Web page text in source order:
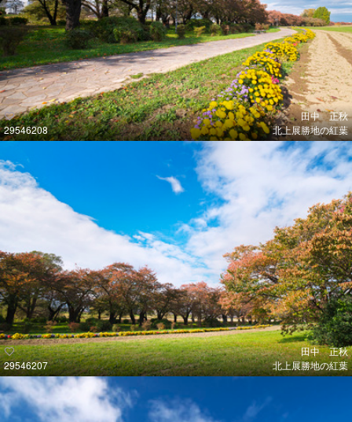
29546208
田中 正秋
北上展勝地の紅葉
29546207
田中 正秋
北上展勝地の紅葉